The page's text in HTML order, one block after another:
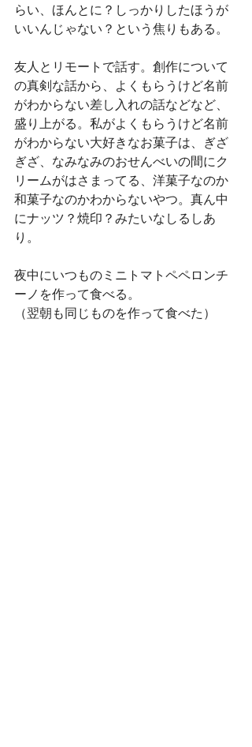
らい、ほんとに？しっかりしたほうが
いいんじゃない？という焦りもある。
友人とリモートで話す。創作について
の真剣な話から、よくもらうけど名前
がわからない差し入れの話などなど、
盛り上がる。私がよくもらうけど名前
がわからない大好きなお菓子は、ぎざ
ぎざ、なみなみのおせんべいの間にク
リームがはさまってる、洋菓子なのか
和菓子なのかわからないやつ。真ん中
にナッツ？焼印？みたいなしるしあ
り。
夜中にいつものミニトマトペペロンチ
ーノを作って食べる。
（翌朝も同じものを作って食べた）